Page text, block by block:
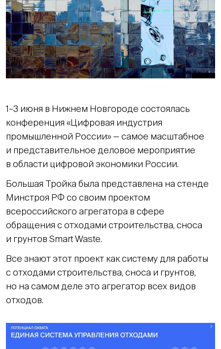
1–3 июня в Нижнем Новгороде состоялась
конференция «Цифровая индустрия
промышленной России» — самое масштабное
и представительное деловое мероприятие
в области цифровой экономики России.
Большая Тройка была представлена на стенде
Минстроя РФ со своим проектом
всероссийского агрегатора в сфере
обращения с отходами строительства, сноса
и грунтов Smart Waste.
Все знают этот проект как систему для работы
с отходами строительства, сноса и грунтов,
но на самом деле это агрегатор всех видов
отходов.